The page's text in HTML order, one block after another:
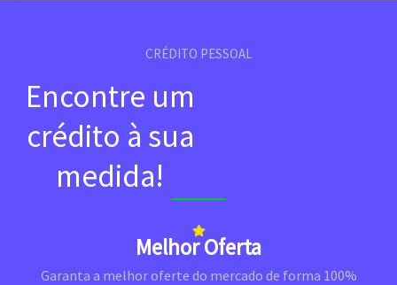
CRÉDITO PESSOAL
Encontre um
crédito à sua
medida!
Melhor Oferta
Garanta a melhor oferte do mercado de forma 100%